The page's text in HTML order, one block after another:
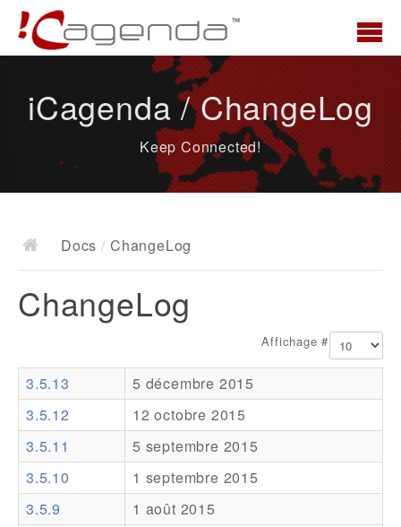
News
Docs
Documentation
Ressources
Addons
Theme Packs
Translation Packs
iCagenda / ChangeLog
Keep Connected!
Docs / ChangeLog
ChangeLog
Affichage #
3.5.13
5 décembre 2015
3.5.12
12 octobre 2015
3.5.11
5 septembre 2015
3.5.10
1 septembre 2015
3.5.9
1 août 2015